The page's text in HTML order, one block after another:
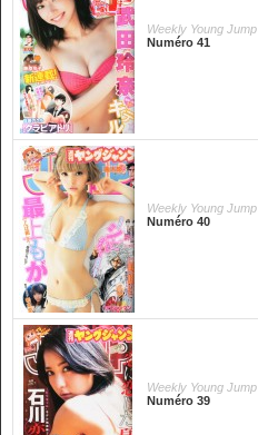
Weekly Young Jump
Numéro 41
Weekly Young Jump
Numéro 40
Weekly Young Jump
Numéro 39